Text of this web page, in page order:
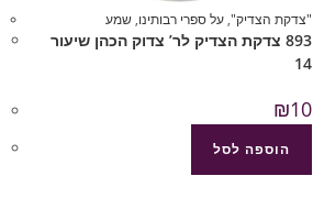
"צדקת הצדיק", על ספרי רבותינו, שמע
893 צדקת הצדיק לר’ צדוק הכהן שיעור
14
₪10
הוספה לסל